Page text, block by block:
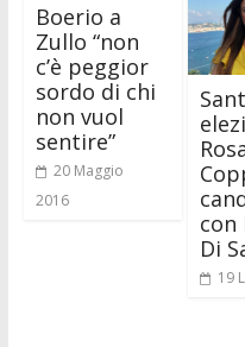
Boerio a
Zullo “non
c’è peggior
sordo di chi
non vuol
sentire”
20 Maggio
2016
con
Di
19